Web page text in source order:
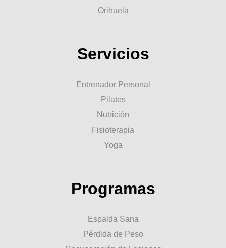
Orihuela
Servicios
Entrenador Personal
Pilates
Nutrición
Fisioterapia
Yoga
Programas
Espalda Sana
Pérdida de Peso